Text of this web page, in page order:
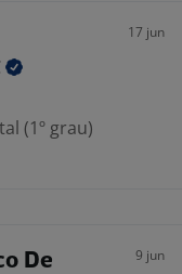
17 jun
(1º grau)
De
9 jun